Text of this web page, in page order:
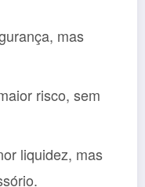
mas
risco, sem
liquidez, mas